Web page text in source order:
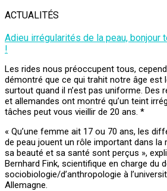
ACTUALITÉS
Adieu irrégularités de la peau, bonjour
!
Les rides nous préoccupent tous,
démontré que ce qui trahit notre âge est
surtout quand il n’est pas uniforme. Des
et allemandes ont montré qu’un teint
tâches peut vous vieillir de 20 ans. *
« Qu’une femme ait 17 ou 70 ans, les
de peau jouent un rôle important dans la
sa beauté et sa santé sont perçus »,
Bernhard Fink, scientifique en charge du
sociobiologie/d’anthropologie à
Allemagne.